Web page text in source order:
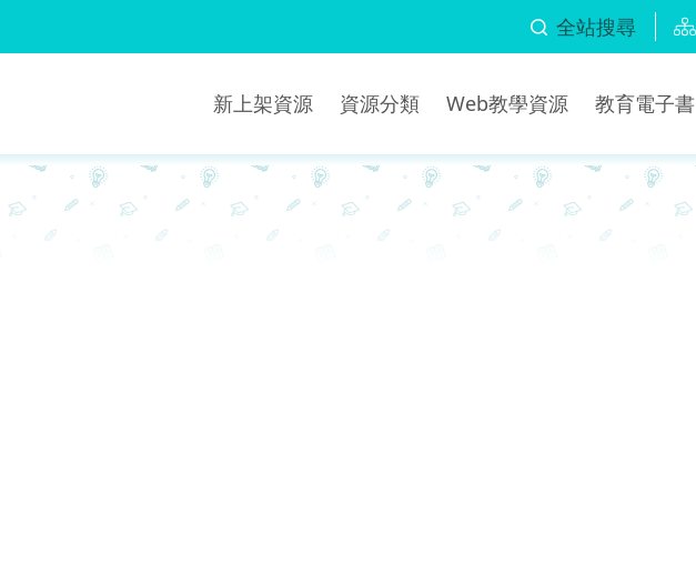
全站搜尋
新上架資源 資源分類 Web教學資源 教育電子書